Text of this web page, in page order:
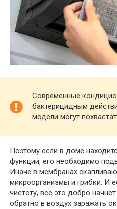
Современные
бактерицидным
модели могут
Поэтому если в доме
функции, его необходимо
Иначе в мембранах
микроорганизмы и грибки. И
чистоту, все это добро
обратно в воздух заражать